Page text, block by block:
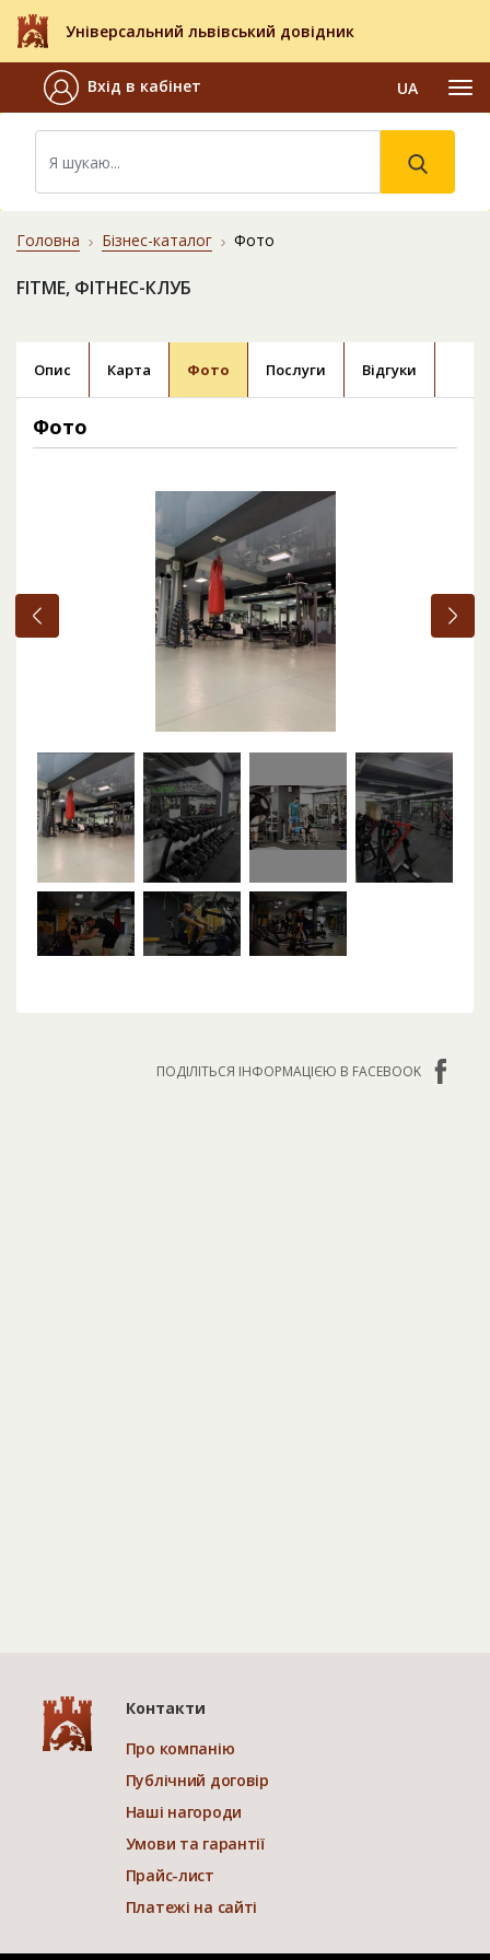
Універсальний львівський довідник
Вхід в кабінет UA
Головна Бізнес-каталог Фото
FITME, ФІТНЕС-КЛУБ
Опис Карта Фото Послуги Відгуки
Фото
ПОДІЛІТЬСЯ ІНФОРМАЦІЄЮ В FACEBOOK
Контакти
Про компанію
Публічний договір
Наші нагороди
Умови та гарантії
Прайс-лист
Платежі на сайті